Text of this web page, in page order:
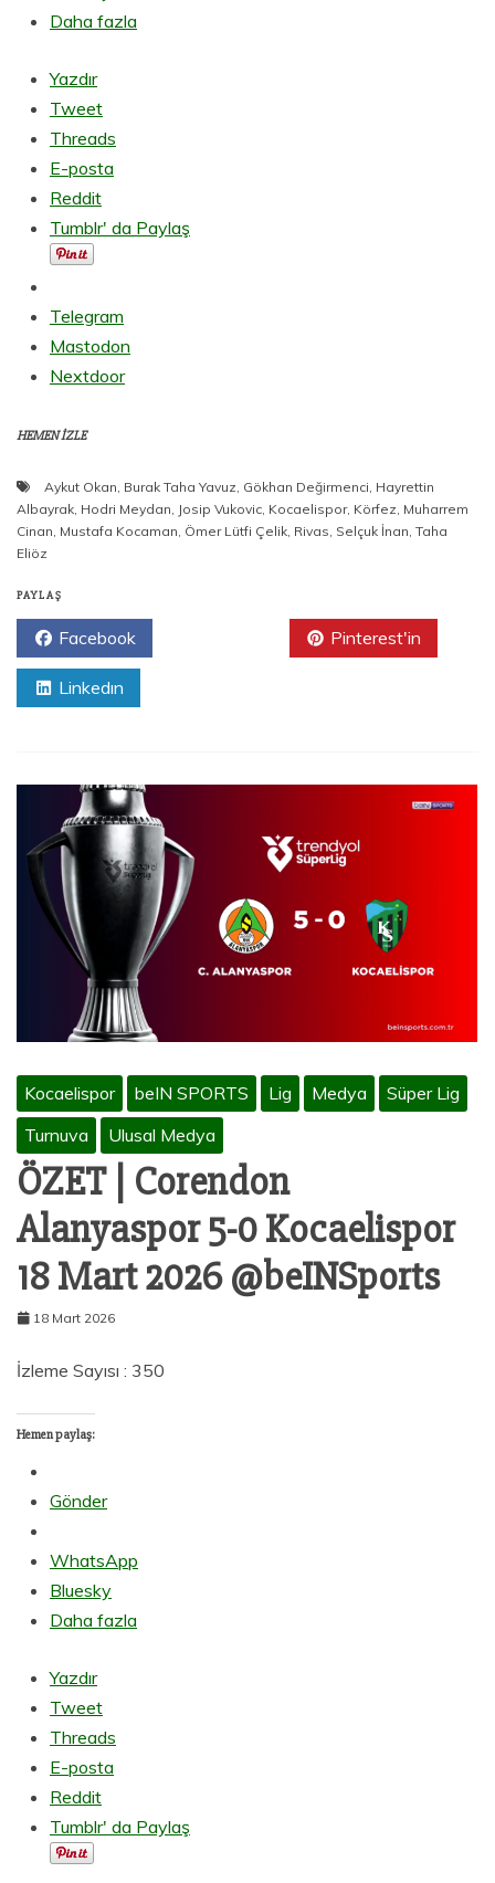
Daha fazla
Yazdır
Tweet
Threads
E-posta
Reddit
Tumblr' da Paylaş
Telegram
Mastodon
Nextdoor
HEMEN İZLE
Aykut Okan Burak Taha Yavuz Gökhan Değirmenci Hayrettin
Albayrak Hodri Meydan Josip Vukovic Kocaelispor, Körfez Muharrem
Cinan Mustafa Kocaman Ömer Lütfi Çelik Rivas Selçuk İnan Taha
Eliöz
PAYLAŞ
Facebook Pinterest'in
Linkedın
Kocaelispor beIN SPORTS Lig Medya
Süper Lig
Turnuva
Ulusal Medya
ÖZET | Corendon
Alanyaspor 5-0 Kocaelispor
18 Mart 2026 @beINSports
18 Mart 2026
İzleme Sayısı : 350
Hemen paylaş:
Gönder
WhatsApp
Bluesky
Daha fazla
Yazdır
Tweet
Threads
E-posta
Reddit
Tumblr' da Paylaş